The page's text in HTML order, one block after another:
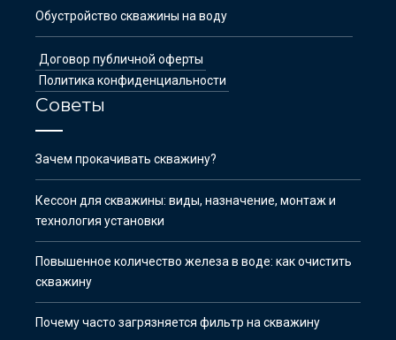
Обустройство скважины на воду
Договор публичной оферты
Политика конфиденциальности
Советы
Зачем прокачивать скважину?
Кессон для скважины: виды, назначение, монтаж и
технология установки
Повышенное количество железа в воде: как очистить
скважину
Почему часто загрязняется фильтр на скважину